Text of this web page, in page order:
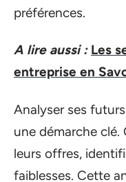
préférences.
A lire aussi : Les
entreprise en
Analyser ses
une démarche
leurs offres,
faiblesses. Cette